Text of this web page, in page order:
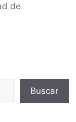
de
Buscar